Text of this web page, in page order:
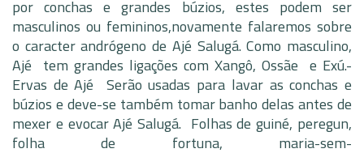
por conchas e grandes búzios, estes podem ser
masculinos ou femininos,novamente falaremos sobre
o caracter andrógeno de Ajé Salugá. Como masculino,
Ajé tem grandes ligações com Xangô, Ossãe e Exú.-
Ervas de Ajé Serão usadas para lavar as conchas e
búzios e deve-se também tomar banho delas antes de
mexer e evocar Ajé Salugá. Folhas de guiné, peregun,
folha de fortuna, maria-sem-